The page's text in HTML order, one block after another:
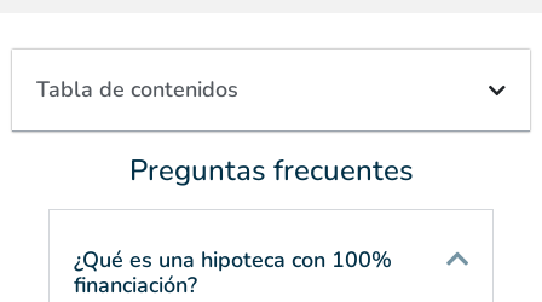
Tabla de contenidos
Preguntas frecuentes
¿Qué es una hipoteca con 100%
financiación?